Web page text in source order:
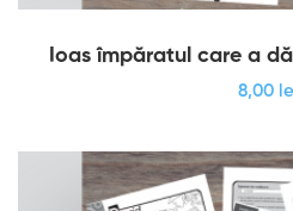
Ioas împăratul care a
8,00